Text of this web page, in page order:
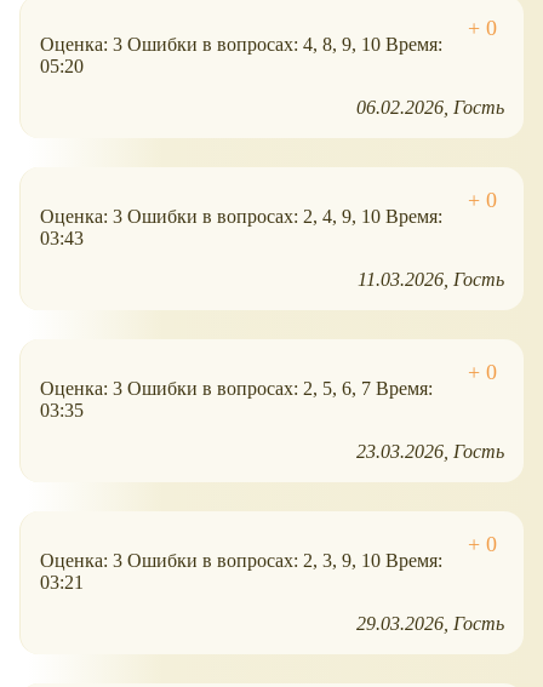
Оценка: 3 Ошибки в вопросах: 4, 8, 9, 10 Время:
05:20
06.02.2026 Гость
Оценка: 3 Ошибки в вопросах: 2, 4, 9, 10 Время:
03:43
11.03.2026 Гость
Оценка: 3 Ошибки в вопросах: 2, 5, 6, 7 Время:
03:35
23.03.2026 Гость
Оценка: 3 Ошибки в вопросах: 2, 3, 9, 10 Время:
03:21
29.03.2026 Гость